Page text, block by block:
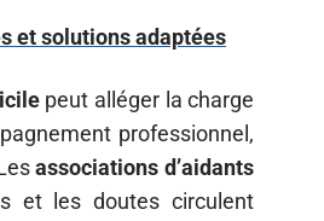
et solutions adaptées
peut alléger la charge
professionnel,
associations d’aidants
et les doutes circulent